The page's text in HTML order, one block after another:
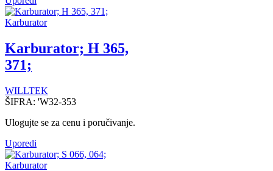
Karburator
Karburator; H 365,
371;
WILLTEK
ŠIFRA: 'W32-353
Ulogujte se za cenu i poručivanje.
Uporedi
Karburator